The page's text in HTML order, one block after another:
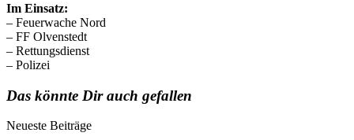
Im Einsatz:
– Feuerwache Nord
– FF Olvenstedt
– Rettungsdienst
– Polizei
Das könnte Dir auch gefallen
Neueste Beiträge